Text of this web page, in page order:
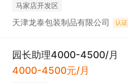
马家店开发区
天津龙泰包装制品有限公司 认证
园长助理4000-4500/月
4000-4500元/月